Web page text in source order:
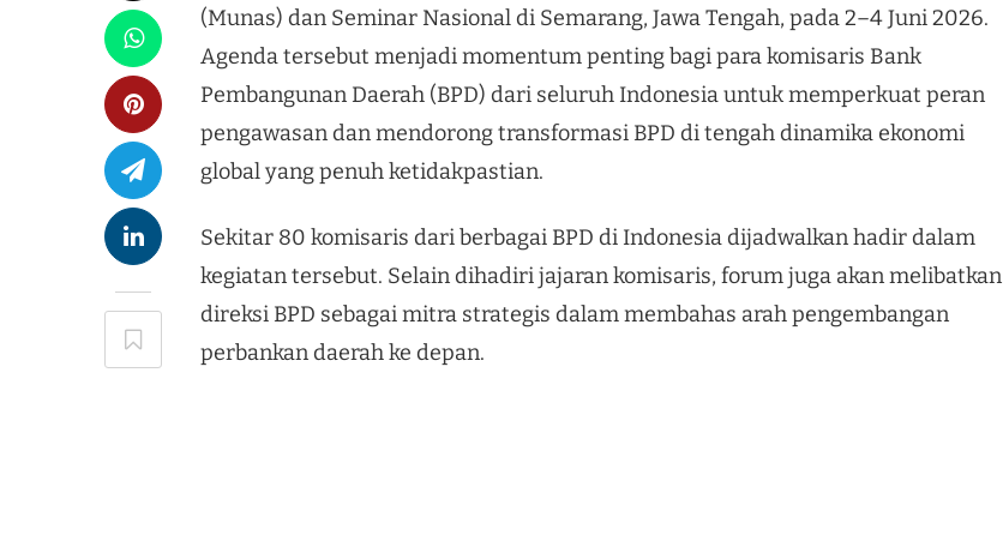
(Munas) dan Seminar Nasional di Semarang, Jawa Tengah, pada 2–4 Juni 2026.
Agenda tersebut menjadi momentum penting bagi para komisaris Bank
Pembangunan Daerah (BPD) dari seluruh Indonesia untuk memperkuat peran
pengawasan dan mendorong transformasi BPD di tengah dinamika ekonomi
global yang penuh ketidakpastian.
Sekitar 80 komisaris dari berbagai BPD di Indonesia dijadwalkan hadir dalam
kegiatan tersebut. Selain dihadiri jajaran komisaris, forum juga akan melibatkan
direksi BPD sebagai mitra strategis dalam membahas arah pengembangan
perbankan daerah ke depan.